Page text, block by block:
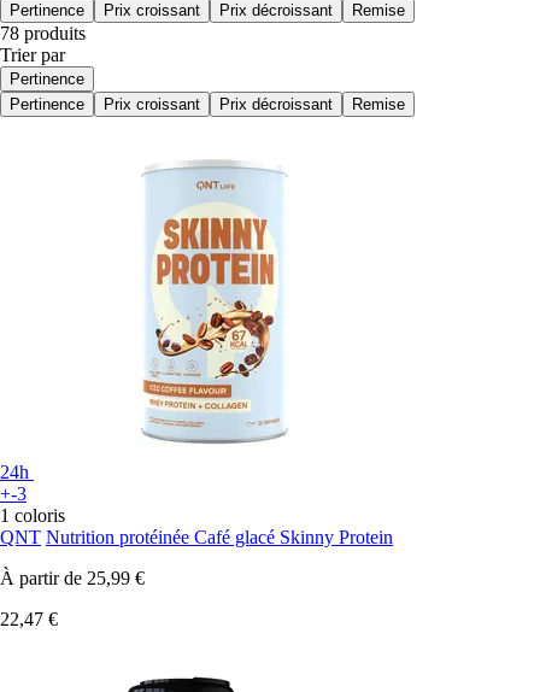
Pertinence
Prix croissant Prix décroissant Remise
78 produits
Trier par
Pertinence
Pertinence
Prix croissant Prix décroissant Remise
24h
+-3
1 coloris
QNT Nutrition protéinée Café glacé Skinny Protein
À partir de 25,99 €
22,47 €